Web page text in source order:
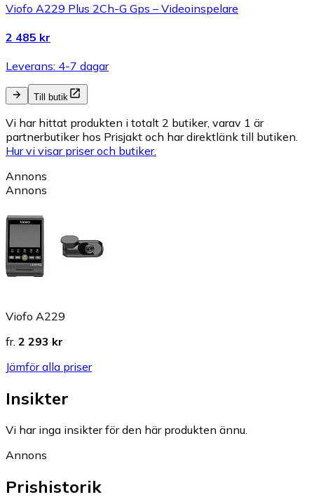
Viofo A229 Plus 2Ch-G Gps – Videoinspelare
2 485 kr
Leverans: 4-7 dagar
Till butik
Vi har hittat produkten i totalt 2 butiker, varav 1 är
partnerbutiker hos Prisjakt och har direktlänk till butiken.
Hur vi visar priser och butiker.
Annons
Annons
Viofo A229
fr. 2 293 kr
Jämför alla priser
Insikter
Vi har inga insikter för den här produkten ännu.
Annons
Prishistorik